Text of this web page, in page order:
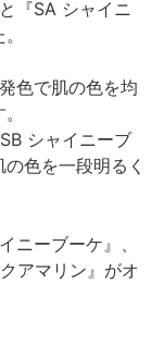
『SA シャイニ
色で肌の色を均
シャイニーブ
色を一段明るく
ニーブーケ』、
アマリン』がオ